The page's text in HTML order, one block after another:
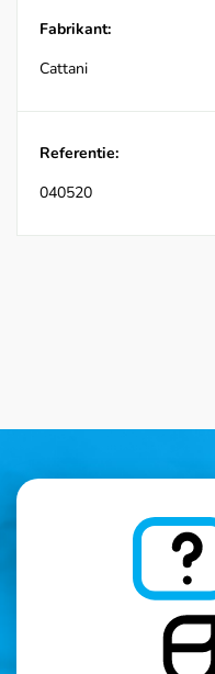
Fabrikant:
Cattani
Referentie:
040520